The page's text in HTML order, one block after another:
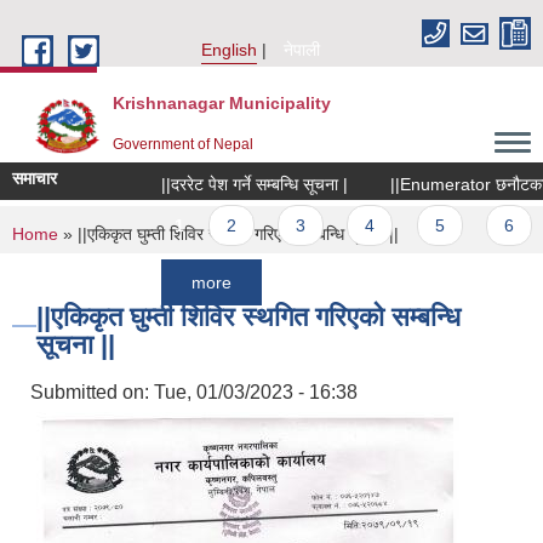
English
नेपाली
Krishnanagar Municipality
Government of Nepal
समाचार ||दररेट पेश गर्ने सम्बन्धि सूचना | ||Enumerator छनौटका
Pages
1 2 3 4 5
You are here
Home » ||एकिकृत घुम्ती शिविर स्थगित गरिएको सम्बन्धि सूचना ||
||एकिकृत घुम्ती शिविर स्थगित गरिएको सम्बन्धि
सूचना ||
Submitted on: Tue, 01/03/2023 - 16:38